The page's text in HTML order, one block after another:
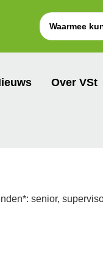
Over VSt
senior,